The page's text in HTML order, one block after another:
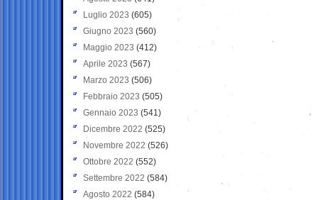
Luglio 2023 (605)
Giugno 2023 (560)
Maggio 2023 (412)
Aprile 2023 (567)
Marzo 2023 (506)
Febbraio 2023 (505)
Gennaio 2023 (541)
Dicembre 2022 (525)
Novembre 2022 (526)
Ottobre 2022 (552)
Settembre 2022 (584)
Agosto 2022 (584)